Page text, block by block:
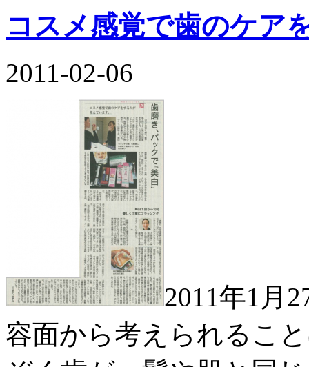
コスメ感覚で歯のケア
2011-02-06
2011年1月
容面から考えられるこ